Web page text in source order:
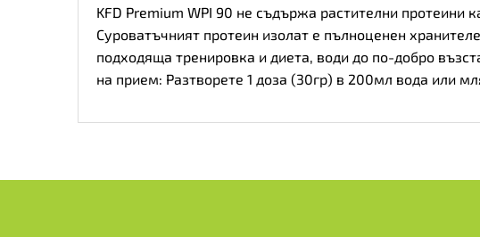
KFD Premium WPI 90 не съдържа растителни протеини
Суроватъчният протеин изолат е пълноценен
подходяща тренировка и диета, води до по-добро
на прием: Разтворете 1 доза (30гр) в 200мл вода или